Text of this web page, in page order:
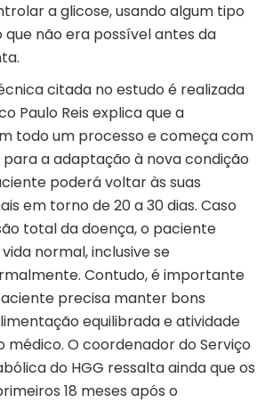
a glicose, usando algum tipo
que não era possível antes da
citada no estudo é realizada
Paulo Reis explica que a
todo um processo e começa com
a adaptação à nova condição
poderá voltar às suas
em torno de 20 a 30 dias. Caso
total da doença, o paciente
normal, inclusive se
Contudo, é importante
precisa manter bons
equilibrada e atividade
médico. O coordenador do Serviço
do HGG ressalta ainda que os
18 meses após o